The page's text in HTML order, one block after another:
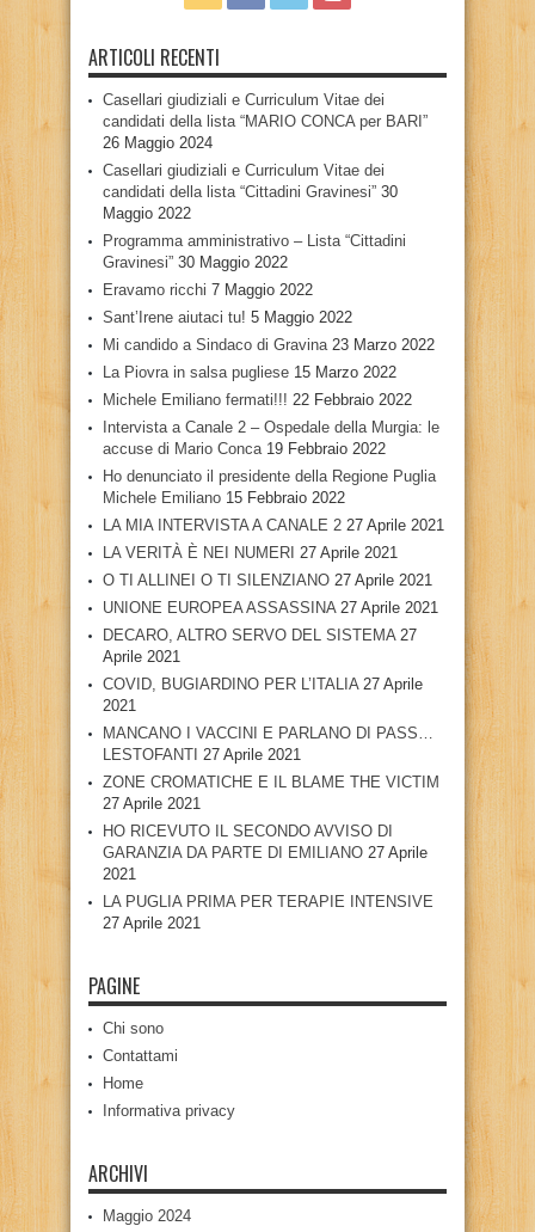
ARTICOLI RECENTI
Casellari giudiziali e Curriculum Vitae dei
candidati della lista “MARIO CONCA per BARI”
26 Maggio 2024
Casellari giudiziali e Curriculum Vitae dei
candidati della lista “Cittadini Gravinesi” 30
Maggio 2022
Programma amministrativo – Lista “Cittadini
Gravinesi” 30 Maggio 2022
Eravamo ricchi 7 Maggio 2022
Sant’Irene aiutaci tu! 5 Maggio 2022
Mi candido a Sindaco di Gravina 23 Marzo 2022
La Piovra in salsa pugliese 15 Marzo 2022
Michele Emiliano fermati!!! 22 Febbraio 2022
Intervista a Canale 2 – Ospedale della Murgia: le
accuse di Mario Conca 19 Febbraio 2022
Ho denunciato il presidente della Regione Puglia
Michele Emiliano 15 Febbraio 2022
LA MIA INTERVISTA A CANALE 2 27 Aprile 2021
LA VERITÀ È NEI NUMERI 27 Aprile 2021
O TI ALLINEI O TI SILENZIANO 27 Aprile 2021
UNIONE EUROPEA ASSASSINA 27 Aprile 2021
DECARO, ALTRO SERVO DEL SISTEMA 27
Aprile 2021
COVID, BUGIARDINO PER L’ITALIA 27 Aprile
2021
MANCANO I VACCINI E PARLANO DI PASS…
LESTOFANTI 27 Aprile 2021
ZONE CROMATICHE E IL BLAME THE VICTIM
27 Aprile 2021
HO RICEVUTO IL SECONDO AVVISO DI
GARANZIA DA PARTE DI EMILIANO 27 Aprile
2021
LA PUGLIA PRIMA PER TERAPIE INTENSIVE
27 Aprile 2021
PAGINE
Chi sono
Contattami
Home
Informativa privacy
ARCHIVI
Maggio 2024